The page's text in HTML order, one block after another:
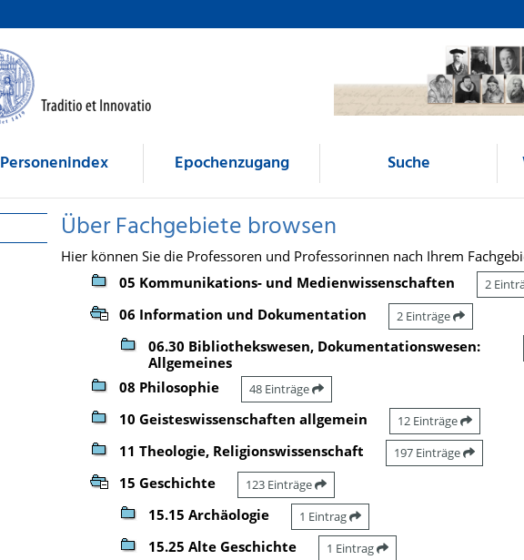
Personenindex Epochenzugang Suche
Über Fachgebiete browsen
Hier können Sie die Professoren und Professorinnen nach Ihrem
05 Kommunikations- und Medienwissenschaften
2
06 Information und Dokumentation 2 Einträge
06.30 Bibliothekswesen, Dokumentationswesen:
Allgemeines
08 Philosophie 48 Einträge
10 Geisteswissenschaften allgemein 12 Einträge
11 Theologie, Religionswissenschaft 197 Einträge
15 Geschichte 123 Einträge
15.15 Archäologie 1 Eintrag
15.25 Alte Geschichte 1 Eintrag